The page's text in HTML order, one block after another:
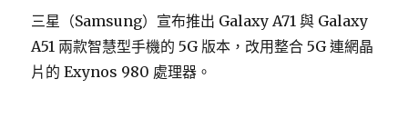
三星（Samsung）宣布推出 Galaxy A71 與 Galaxy
A51 兩款智慧型手機的 5G 版本，改用整合 5G 連網晶
片的 Exynos 980 處理器。